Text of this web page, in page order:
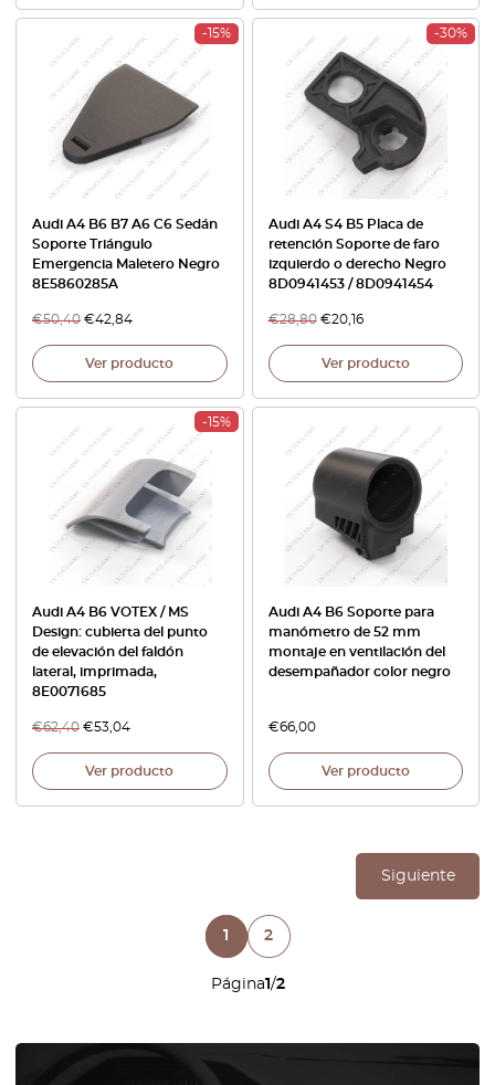
-15%
Audi A4 B6 B7 A6 C6 Sedán
Soporte Triángulo
Emergencia Maletero Negro
8E5860285A
€50,40 €42,84
Ver producto
-30%
Audi A4 S4 B5 Placa de
retención Soporte de faro
izquierdo o derecho Negro
8D0941453 / 8D0941454
€28,80 €20,16
Ver producto
-15%
Audi A4 B6 VOTEX / MS
Design: cubierta del punto
de elevación del faldón
lateral, imprimada,
8E0071685
€62,40 €53,04
Ver producto
Audi A4 B6 Soporte para
manómetro de 52 mm
montaje en ventilación del
desempañador color negro
€66,00
Ver producto
Página1/2
Siguiente
1 2